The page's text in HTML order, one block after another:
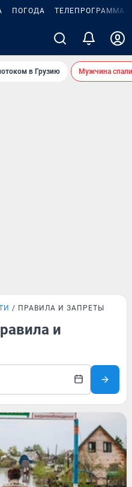
ПОГОДА ТЕЛЕПРОГРАММА
в Грузию Мужчина
ПРАВИЛА И ЗАПРЕТЫ
и